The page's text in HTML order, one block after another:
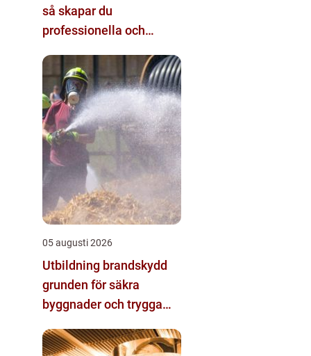
så skapar du
professionella och
05 augusti 2026
Utbildning brandskydd
grunden för säkra
byggnader och trygga